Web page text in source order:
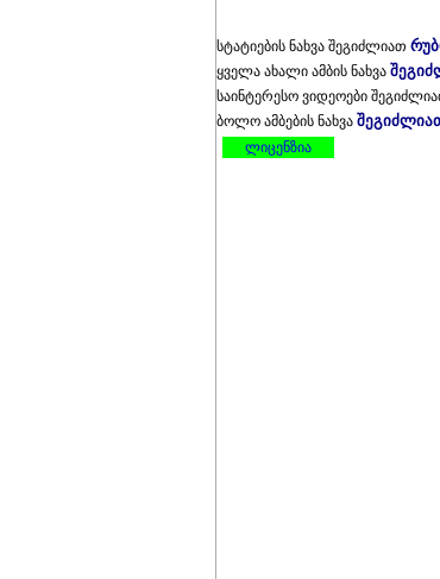
სტატიების ნახვა შეგიძლიათ
ყველა ახალი ამბის ნახვა
საინტერესო ვიდეოები
ბოლო ამბების ნახვა
ლიცენზია